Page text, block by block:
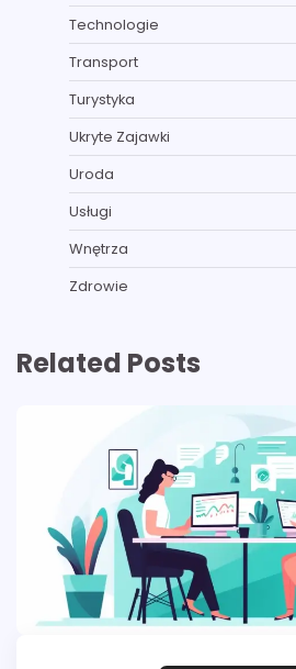
Technologie
Transport
Turystyka
Ukryte Zajawki
Uroda
Usługi
Wnętrza
Zdrowie
Related Posts